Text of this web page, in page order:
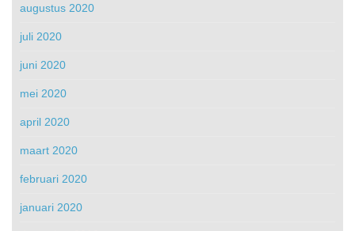
augustus 2020
juli 2020
juni 2020
mei 2020
april 2020
maart 2020
februari 2020
januari 2020